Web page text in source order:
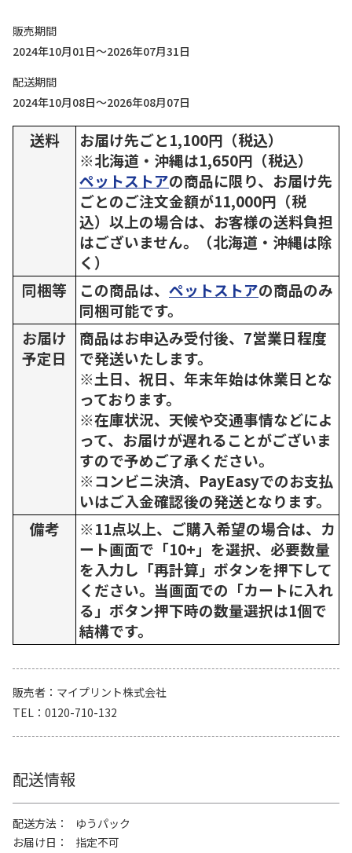
販売期間
2024年10月01日～2026年07月31日
配送期間
2024年10月08日～2026年08月07日
送料
お届け先ごと1,100円（税込）
※北海道・沖縄は1,650円（税込）
ペットストアの商品に限り、お届け先
ごとのご注文金額が11,000円（税
込）以上の場合は、お客様の送料負担
はございません。（北海道・沖縄は除
く）
同梱等
この商品は、 ペットストアの商品のみ
同梱可能です。
お届け
予定日
商品はお申込み受付後、7営業日程度
で発送いたします。
※土日、祝日、年末年始は休業日とな
っております。
※在庫状況、天候や交通事情などによ
って、お届けが遅れることがございま
すので予めご了承ください。
※コンビニ決済、PayEasyでのお支払
いはご入金確認後の発送となります。
備考
※11点以上、ご購入希望の場合は、カ
ート画面で「10+」を選択、必要数量
を入力し「再計算」ボタンを押下して
ください。当画面での「カートに入れ
る」ボタン押下時の数量選択は1個で
結構です。
販売者
マイプリント株式会社
TEL
0120-710-132
配送情報
配送方法
ゆうパック
お届け日
指定不可